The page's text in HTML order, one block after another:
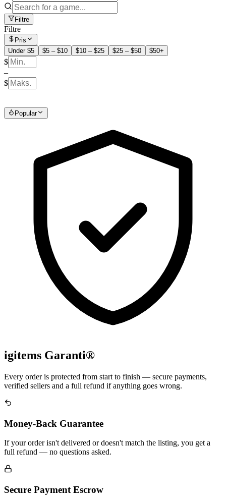
Filtre
Filtre
Pris
Under $5
$5 – $10 $10 – $25 $25 – $50 $50+
$
–
$
Popular
igitems Garanti®
Every order is protected from start to finish — secure payments,
verified sellers and a full refund if anything goes wrong.
Money-Back Guarantee
If your order isn't delivered or doesn't match the listing, you get a
full refund — no questions asked.
Secure Payment Escrow